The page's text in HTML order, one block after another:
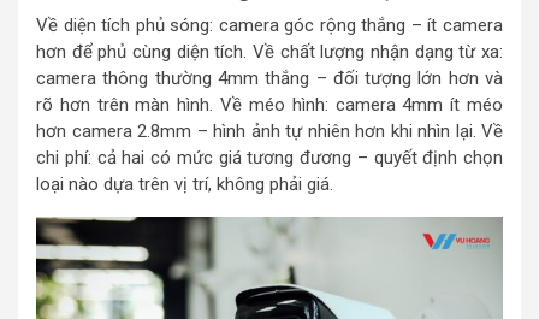
Về diện tích phủ sóng: camera góc rộng thắng – ít camera
hơn để phủ cùng diện tích. Về chất lượng nhận dạng từ xa:
camera thông thường 4mm thắng – đối tượng lớn hơn và
rõ hơn trên màn hình. Về méo hình: camera 4mm ít méo
hơn camera 2.8mm – hình ảnh tự nhiên hơn khi nhìn lại. Về
chi phí: cả hai có mức giá tương đương – quyết định chọn
loại nào dựa trên vị trí, không phải giá.